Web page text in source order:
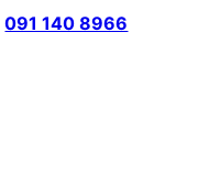
091 140 8966